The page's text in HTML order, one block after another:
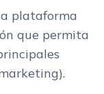
plataforma
que permita